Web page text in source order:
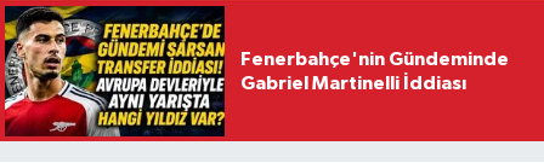
Fenerbahçe'nin Gündeminde
Gabriel Martinelli İddiası